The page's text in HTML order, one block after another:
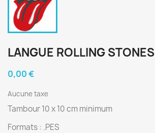
LANGUE ROLLING STONES
0,00 €
Aucune taxe
Tambour 10 x 10 cm minimum
Formats : .PES